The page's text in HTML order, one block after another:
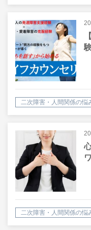
二次障害・人間関係の悩
二次障害・人間関係の悩